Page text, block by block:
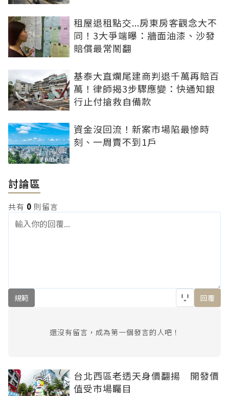
租屋退租點交...房東房客觀念大不
同！3大爭端曝：牆面油漆、沙發
賠償最常鬧翻
基泰大直爛尾建商判退千萬再賠百
萬！律師揭3步驟應變：快通知銀
行止付搶救自備款
資金沒回流！新案市場陷最慘時
刻、一周賣不到1戶
討論區
共有 0 則留言
規範 回覆
還沒有留言，成為第一個發言的人吧！
台北西區老透天身價翻揚 開發價
值受市場矚目